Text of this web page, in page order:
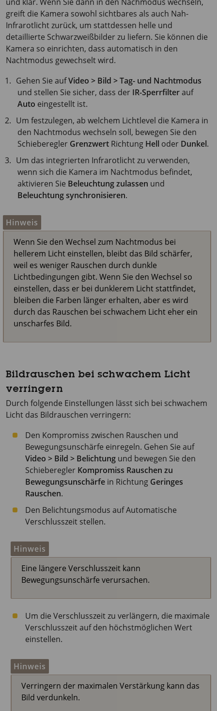
greift die Kamera sowohl sichtbares als auch Nah-
Infrarotlicht zurück, um stattdessen helle und
detaillierte Schwarzweißbilder zu liefern. Sie können die
Kamera so einrichten, dass automatisch in den
Nachtmodus gewechselt wird.
Gehen Sie aufVideo > Bild > Tag- und Nachtmodus
und stellen Sie sicher, dass der IR-Sperrfilterauf
Auto eingestellt ist.
Um festzulegen, ab welchem Lichtlevel die Kamera in
den Nachtmodus wechseln soll, bewegen Sie den
Schieberegler Grenzwert Richtung Hell oder Dunkel.
Um das integrierten Infrarotlicht zu verwenden,
wenn sich die Kamera im Nachtmodus befindet,
aktivieren Sie Beleuchtung zulassen und
Beleuchtung synchronisieren.
Hinweis
Wenn Sie den Wechsel zum Nachtmodus bei
hellerem Licht einstellen, bleibt das Bild schärfer,
weil es weniger Rauschen durch dunkle
Lichtbedingungen gibt. Wenn Sie den Wechsel so
einstellen, dass er bei dunklerem Licht stattfindet,
bleiben die Farben länger erhalten, aber es wird
durch das Rauschen bei schwachem Licht eher ein
unscharfes Bild.
Bildrauschen bei schwachem Licht
verringern
Durch folgende Einstellungen lässt sich bei schwachem
Licht das Bildrauschen verringern:
Den Kompromiss zwischen Rauschen und
Bewegungsunschärfe einregeln. Gehen Sie auf
Video > Bild > Belichtung und bewegen Sie den
Schieberegler Kompromiss Rauschen zu
Bewegungsunschärfe in Richtung Geringes
Rauschen.
Den Belichtungsmodus auf Automatische
Verschlusszeit stellen.
Hinweis
Eine längere Verschlusszeit kann
Bewegungsunschärfe verursachen.
Um die Verschlusszeit zu verlängern, die maximale
Verschlusszeit auf den höchstmöglichen Wert
einstellen.
Hinweis
Verringern der maximalen Verstärkung kann das
Bild verdunkeln.